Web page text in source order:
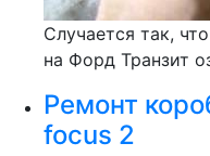
Случается так,
на Форд Транзит
Ремонт
focus 2